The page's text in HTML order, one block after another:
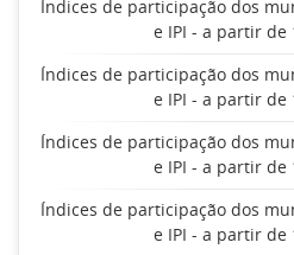
Índices de participação dos
e IPI - a partir de
Índices de participação dos
e IPI - a partir de
Índices de participação dos
e IPI - a partir de
Índices de participação dos
e IPI - a partir de